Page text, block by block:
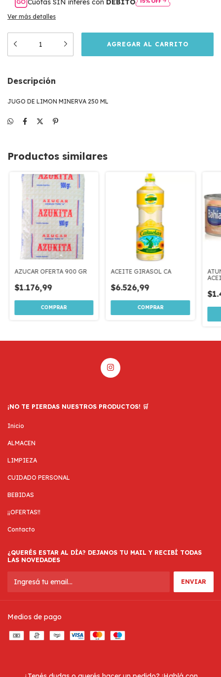
Ver más detalles
Descripción
JUGO DE LIMON MINERVA 250 ML
Productos similares
AZUCAR OFERTA 900 GR
$1.176,99
ACEITE GIRASOL CA
$6.526,99
¡NO TE PIERDAS NUESTROS PRODUCTOS! 🛒
Inicio
ALMACEN
LIMPIEZA
CUIDADO PERSONAL
BEBIDAS
¡¡OFERTAS!!
Contacto
¿QUERÉS ESTAR AL DÍA? DEJANOS TU MAIL Y RECIBÍ TODAS
LAS NOVEDADES
Medios de pago